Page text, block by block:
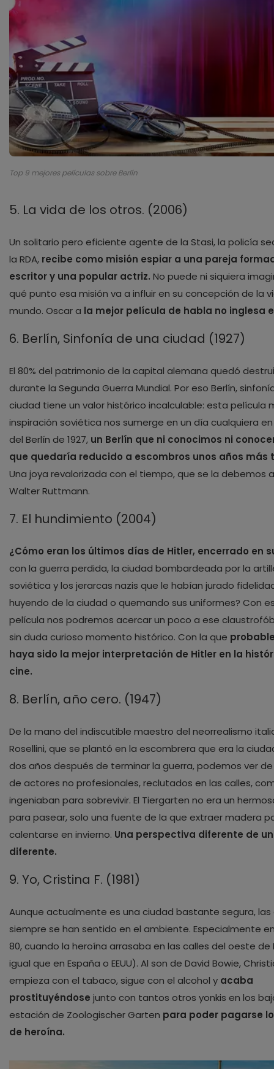
Top 9 mejores películas sobre Berlín
5. La vida de los otros. (2006)
Un solitario pero eficiente agente de la Stasi, la policía
la RDA, recibe como misión espiar a una pareja
escritor y una popular actriz. No puede ni siquiera
qué punto esa misión va a influir en su concepción de la
mundo. Oscar a la mejor película de habla no inglesa
6. Berlín, Sinfonía de una ciudad (1927)
El 80% del patrimonio de la capital alemana quedó
durante la Segunda Guerra Mundial. Por eso Berlín,
ciudad tiene un valor histórico incalculable: esta película
inspiración soviética nos sumerge en un día cualquiera
del Berlín de 1927, un Berlín que ni conocimos ni
que quedaría reducido a escombros unos años más
Una joya revalorizada con el tiempo, que se la debemos
Walter Ruttmann.
7. El hundimiento (2004)
¿Cómo eran los últimos días de Hitler, encerrado en
con la guerra perdida, la ciudad bombardeada por la
soviética y los jerarcas nazis que le habían jurado
huyendo de la ciudad o quemando sus uniformes? Con
película nos podremos acercar un poco a ese
sin duda curioso momento histórico. Con la que
haya sido la mejor interpretación de Hitler en la
cine.
8. Berlín, año cero. (1947)
De la mano del indiscutible maestro del neorrealismo
Rosellini, que se plantó en la escombrera que era la
dos años después de terminar la guerra, podemos ver
de actores no profesionales, reclutados en las calles,
ingeniaban para sobrevivir. El Tiergarten no era un
para pasear, solo una fuente de la que extraer madera
calentarse en invierno. Una perspectiva diferente de
diferente.
9. Yo, Cristina F. (1981)
Aunque actualmente es una ciudad bastante segura, las
siempre se han sentido en el ambiente. Especialmente
80, cuando la heroína arrasaba en las calles del oeste de
igual que en España o EEUU). Al son de David Bowie,
empieza con el tabaco, sigue con el alcohol y acaba
prostituyéndose junto con tantos otros yonkis en los
estación de Zoologischer Garten para poder pagarse
de heroína.